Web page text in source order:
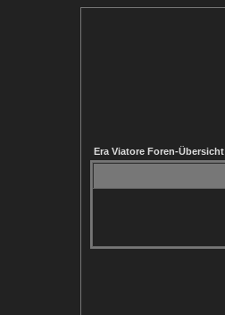
Era Viatore Foren-Übersicht